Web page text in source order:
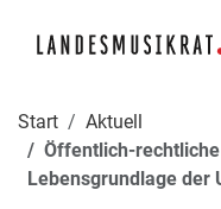
Start
Aktuell
Öffentlich-
Lebensgrundlage der